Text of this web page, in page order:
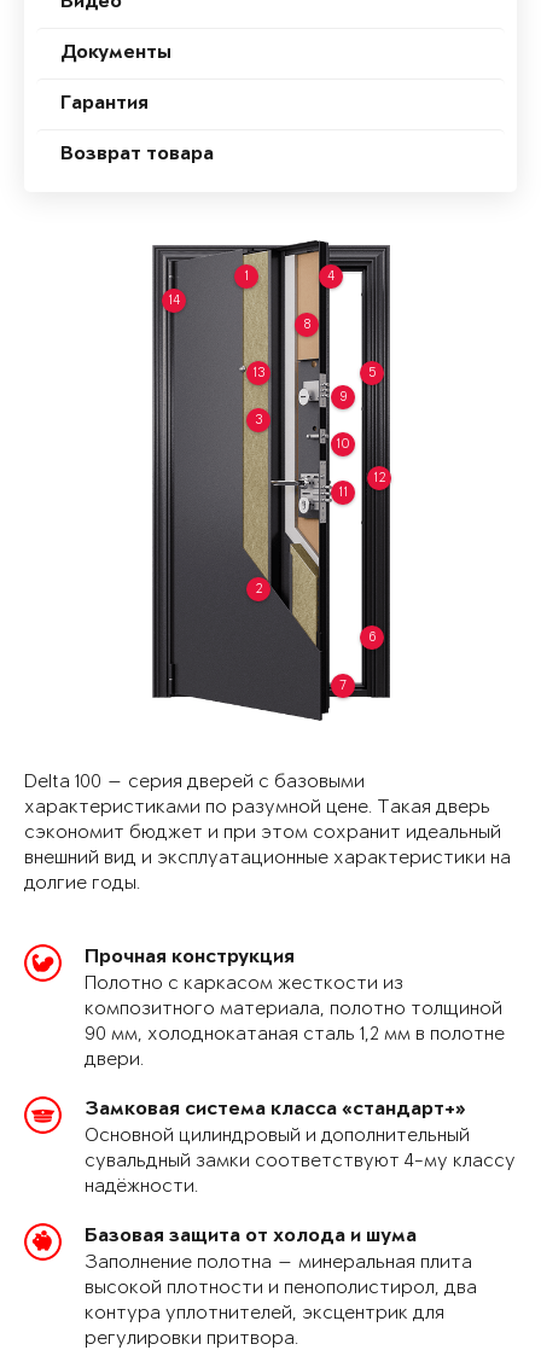
Документы
Гарантия
Возврат товара
1
2
3
4
5
6
7
8
9
10
11
12
13
14
Delta 100 — серия дверей с базовыми
характеристиками по разумной цене. Такая дверь
сэкономит бюджет и при этом сохранит идеальный
внешний вид и эксплуатационные характеристики на
долгие годы.
Прочная конструкция
Полотно с каркасом жесткости из
композитного материала, полотно толщиной
90 мм, холоднокатаная сталь 1,2 мм в полотне
двери.
Замковая система класса «стандарт+»
Основной цилиндровый и дополнительный
сувальдный замки соответствуют 4-му классу
надёжности.
Базовая защита от холода и шума
Заполнение полотна — минеральная плита
высокой плотности и пенополистирол, два
контура уплотнителей, эксцентрик для
регулировки притвора.